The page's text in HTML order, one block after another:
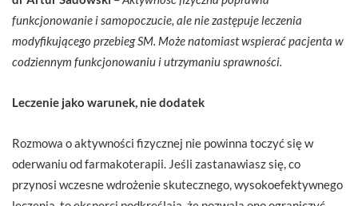
funkcjonowanie i samopoczucie, ale nie zastępuje leczenia
modyfikującego przebieg SM. Może natomiast wspierać pacjenta w
codziennym funkcjonowaniu i utrzymaniu sprawności.
Leczenie jako warunek, nie dodatek
Rozmowa o aktywności fizycznej nie powinna toczyć się w
oderwaniu od farmakoterapii. Jeśli zastanawiasz się, co
przynosi wczesne wdrożenie skutecznego, wysokoefektywnego